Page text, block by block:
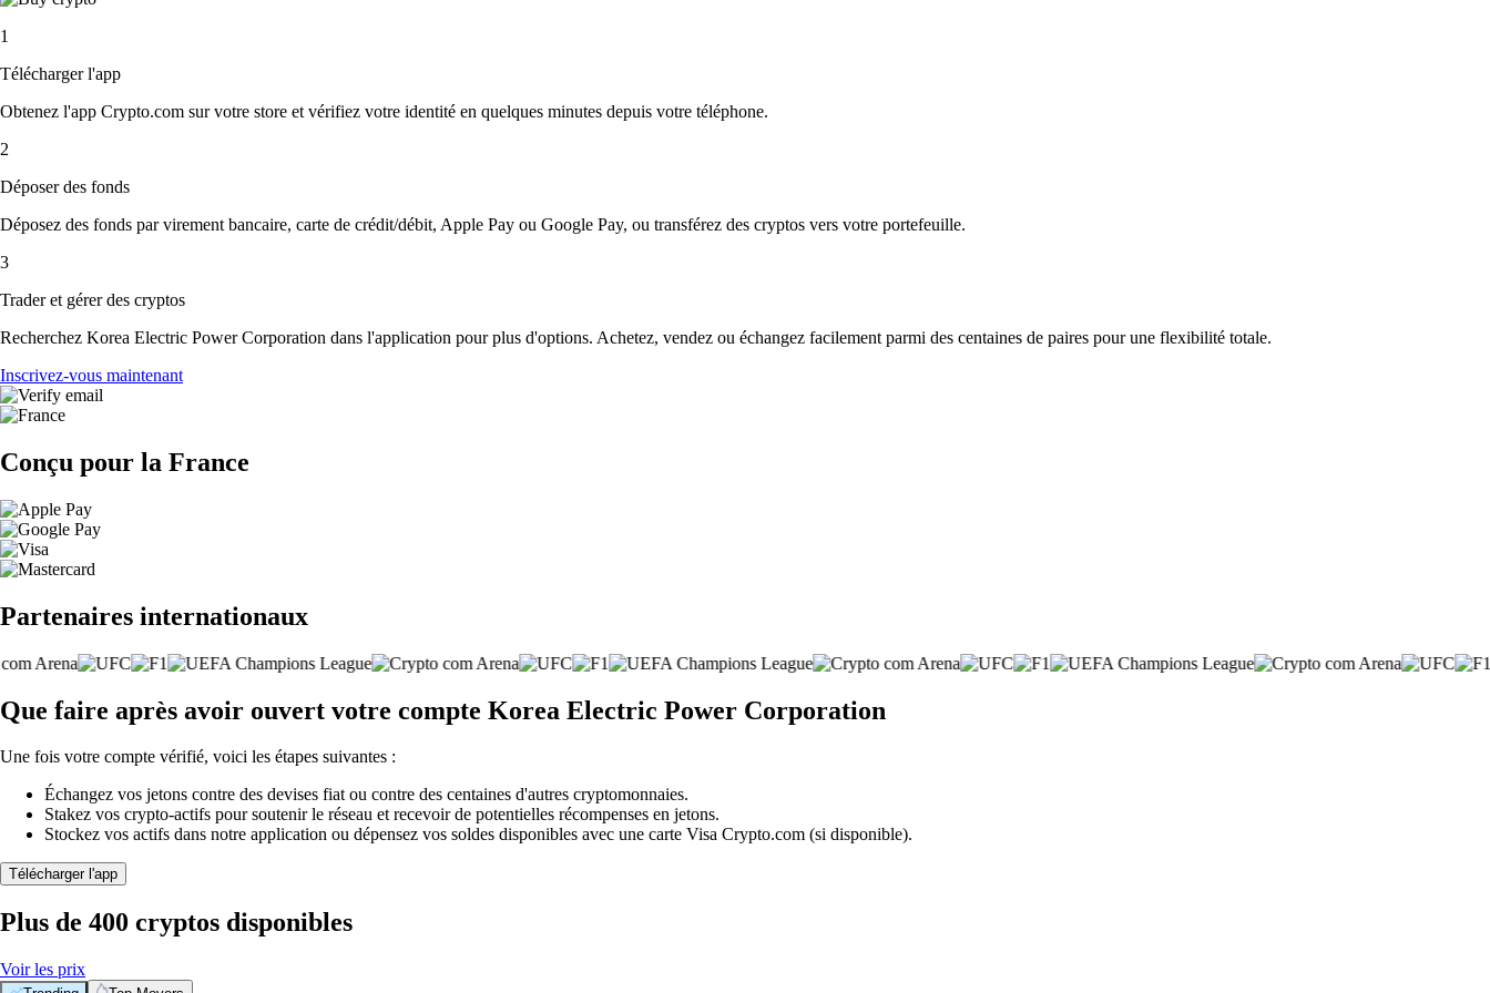
1
Télécharger l'app
Obtenez l'app Crypto.com sur votre store et vérifiez votre identité en quelques minutes depuis votre téléphone.
2
Déposer des fonds
Déposez des fonds par virement bancaire, carte de crédit/débit, Apple Pay ou Google Pay, ou transférez des cryptos vers votre portefeuille.
3
Trader et gérer des cryptos
Recherchez Korea Electric Power Corporation dans l'application pour plus d'options. Achetez, vendez ou échangez facilement parmi des centaines de paires pour une flexibilité totale.
Inscrivez-vous maintenant
Conçu pour la France
Partenaires internationaux
Que faire après avoir ouvert votre compte Korea Electric Power Corporation
Une fois votre compte vérifié, voici les étapes suivantes :
Échangez vos jetons contre des devises fiat ou contre des centaines d'autres cryptomonnaies.
Stakez vos crypto-actifs pour soutenir le réseau et recevoir de potentielles récompenses en jetons.
Stockez vos actifs dans notre application ou dépensez vos soldes disponibles avec une carte Visa Crypto.com (si disponible).
Télécharger l'app
Plus de 400 cryptos disponibles
Voir les prix